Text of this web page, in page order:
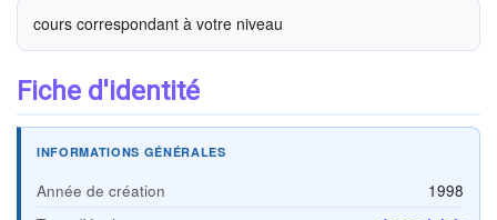
cours correspondant à votre niveau
Fiche d'identité
INFORMATIONS GÉNÉRALES
Année de création
1998